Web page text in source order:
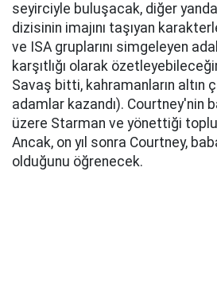
seyirciyle buluşacak, diğer
dizisinin imajını taşıyan
ve ISA gruplarını simgeleyen
karşıtlığı olarak
Savaş bitti, kahramanların altın
adamlar kazandı). Courtney'nin
üzere Starman ve yönettiği
Ancak, on yıl sonra Courtney,
olduğunu öğrenecek.